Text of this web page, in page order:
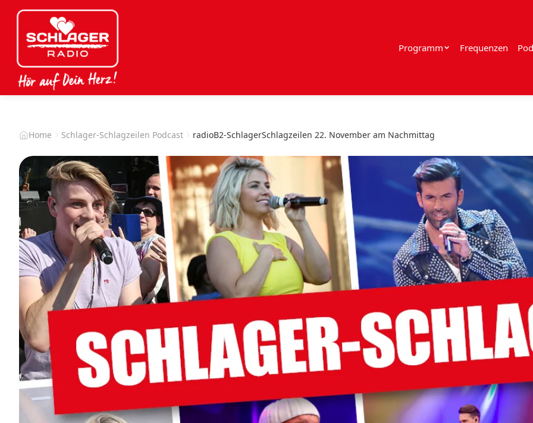
Programm Frequenzen
Home Schlager-Schlagzeilen Podcast radioB2-SchlagerSchlagzeilen 22. November am Nachmittag